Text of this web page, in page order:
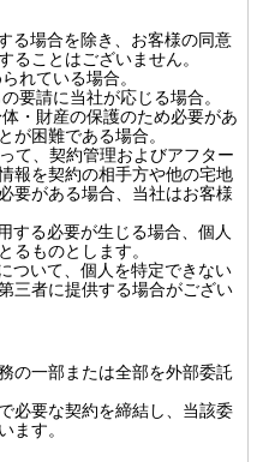
る場合を除き、お客様の同意
ることはございません。
れている場合。
要請に当社が応じる場合。
・財産の保護のため必要があ
が困難である場合。
て、契約管理およびアフター
報を契約の相手方や他の宅地
要がある場合、当社はお客様
する必要が生じる場合、個人
るものとします。
ついて、個人を特定できない
三者に提供する場合がござい
の一部または全部を外部委託
必要な契約を締結し、当該委
ます。